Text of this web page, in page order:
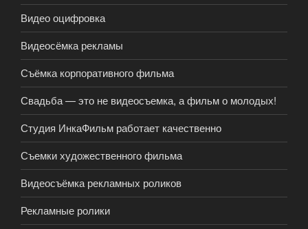
Видео оцифровка
Видеосёмка рекламы
Съёмка корпоративного фильма
Свадьба — это не видеосъемка, а фильм о молодых!
Студия ИнкаФильм работает качественно
Съемки художественного фильма
Видеосъёмка рекламных роликов
Рекламные ролики